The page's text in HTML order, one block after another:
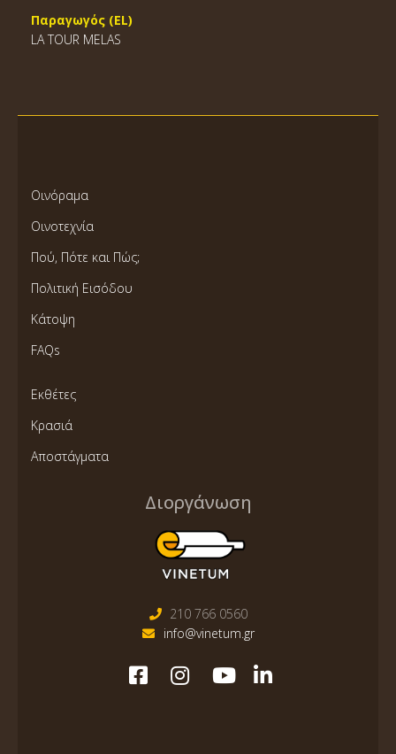
Παραγωγός (EL)
LA TOUR MELAS
Οινόραμα
Οινοτεχνία
Πού, Πότε και Πώς;
Πολιτική Εισόδου
Κάτοψη
FAQs
Εκθέτες
Κρασιά
Αποστάγματα
Διοργάνωση
210 766 0560
info@vinetum.gr